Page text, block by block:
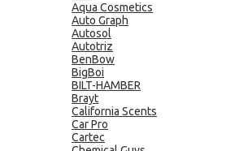
Aqua Cosmetics
Auto Graph
Autosol
Autotriz
BenBow
BigBoi
BILT-HAMBER
Brayt
California Scents
Car Pro
Cartec